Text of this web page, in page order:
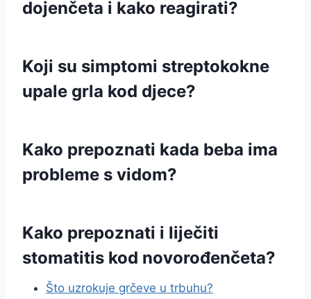
dojenčeta i kako reagirati?
Koji su simptomi streptokokne
upale grla kod djece?
Kako prepoznati kada beba ima
probleme s vidom?
Kako prepoznati i liječiti
stomatitis kod novorođenčeta?
Što uzrokuje grčeve u trbuhu?